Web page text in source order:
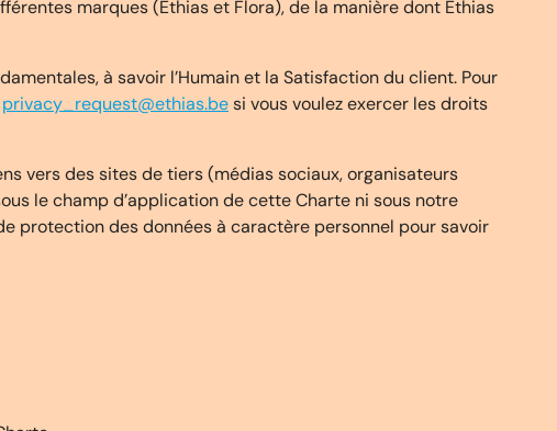
marques (Ethias et Flora), de la manière dont Ethias
à savoir l’Humain et la Satisfaction du client. Pour
privacy_request@ethias.besi vous voulez exercer les droits
vers des sites de tiers (médias sociaux, organisateurs
le champ d’application de cette Charte ni sous notre
protection des données à caractère personnel pour savoir